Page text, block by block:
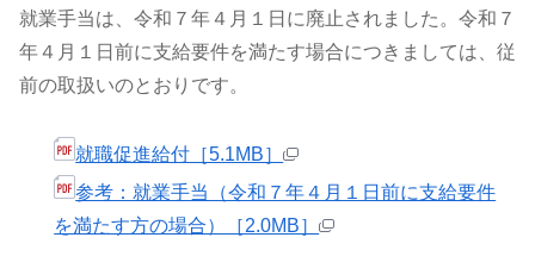
就業手当は、令和７年４月１日に廃止されました。令和７
年４月１日前に支給要件を満たす場合につきましては、従
前の取扱いのとおりです。
就職促進給付［5.1MB］
参考：就業手当（令和７年４月１日前に支給要件
を満たす方の場合）［2.0MB］